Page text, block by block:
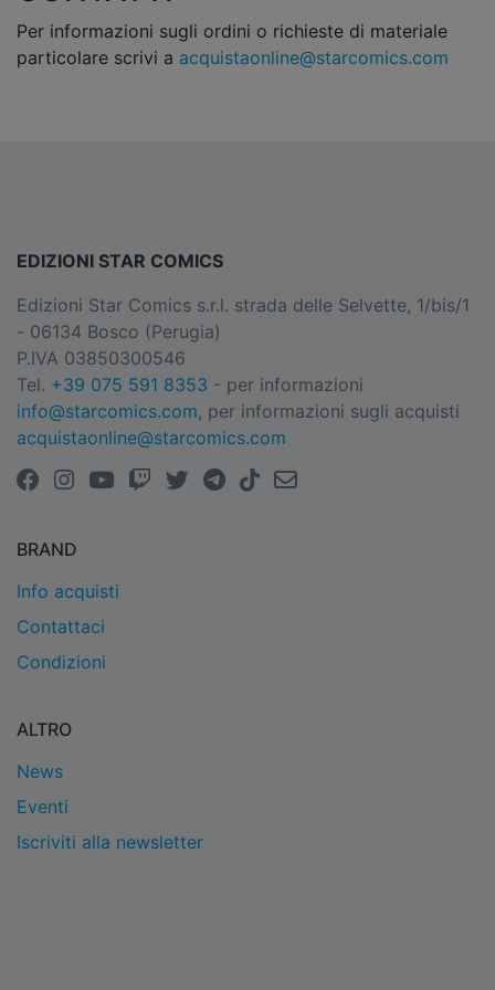
Per informazioni sugli ordini o richieste di materiale
particolare scrivi a acquistaonline@starcomics.com
EDIZIONI STAR COMICS
Edizioni Star Comics s.r.l. strada delle Selvette, 1/bis/1
- 06134 Bosco (Perugia)
P.IVA 03850300546
Tel. +39 075 591 8353 - per informazioni
info@starcomics.com, per informazioni sugli acquisti
acquistaonline@starcomics.com
BRAND
Info acquisti
Contattaci
Condizioni
ALTRO
News
Eventi
Iscriviti alla newsletter